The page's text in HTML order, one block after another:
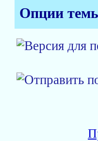
Опции